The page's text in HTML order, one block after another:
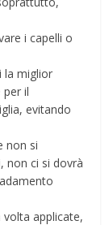
i capelli o
la miglior
per il
evitando
non si
non ci si dovrà
volta applicate,